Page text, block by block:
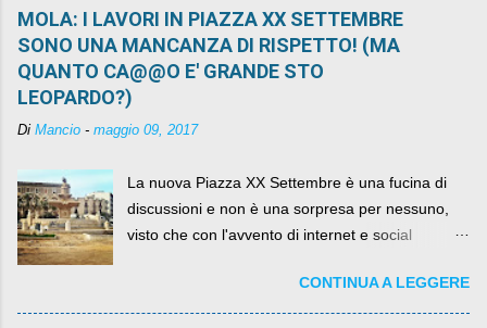
MOLA: I LAVORI IN PIAZZA XX SETTEMBRE
SONO UNA MANCANZA DI RISPETTO! (MA
QUANTO CA@@O E' GRANDE STO
LEOPARDO?)
Di Mancio - maggio 09, 2017
La nuova Piazza XX Settembre è una fucina di
discussioni e non è una sorpresa per nessuno,
visto che con l'avvento di internet e social
sua lasciandone anche traccia scritta nel web.
CONTINUA A LEGGERE